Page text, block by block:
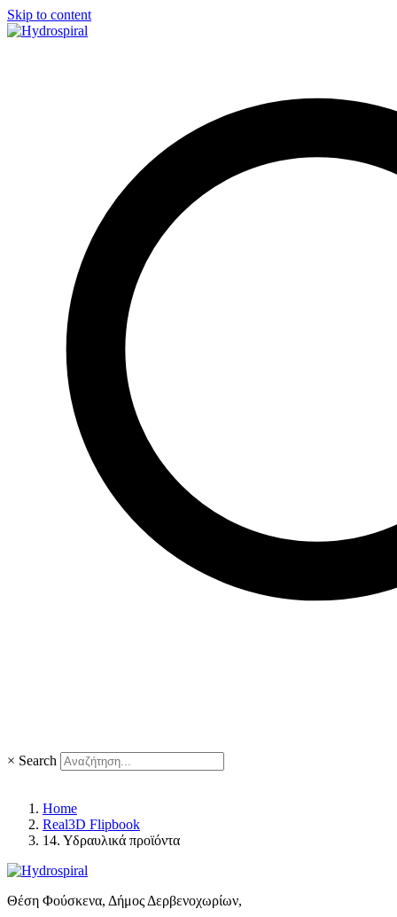
Skip to content
× Search
Home
Real3D Flipbook
14. Υδραυλικά προϊόντα
Θέση Φούσκενα, Δήμος Δερβενοχωρίων,